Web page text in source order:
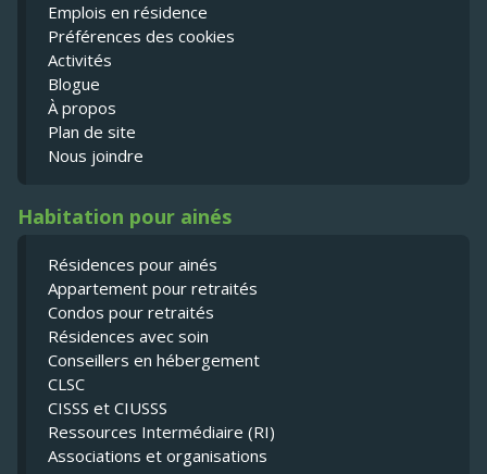
Emplois en résidence
Préférences des cookies
Activités
Blogue
À propos
Plan de site
Nous joindre
Habitation pour ainés
Résidences pour ainés
Appartement pour retraités
Condos pour retraités
Résidences avec soin
Conseillers en hébergement
CLSC
CISSS et CIUSSS
Ressources Intermédiaire (RI)
Associations et organisations